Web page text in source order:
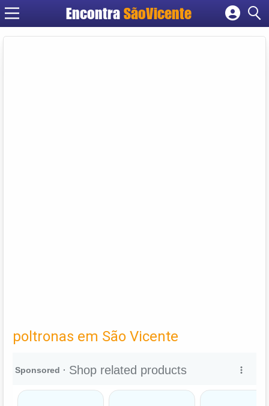
Encontra SãoVicente
Cadastrar empresa
poltronas em São Vicente